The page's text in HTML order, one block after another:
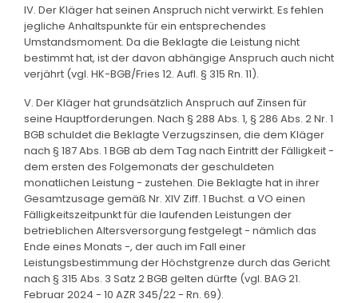
IV. Der Kläger hat seinen Anspruch nicht verwirkt. Es fehlen
jegliche Anhaltspunkte für ein entsprechendes
Umstandsmoment. Da die Beklagte die Leistung nicht
bestimmt hat, ist der davon abhängige Anspruch auch nicht
verjährt (vgl. HK-BGB/Fries 12. Aufl. § 315 Rn. 11).
V. Der Kläger hat grundsätzlich Anspruch auf Zinsen für
seine Hauptforderungen. Nach § 288 Abs. 1, § 286 Abs. 2 Nr. 1
BGB schuldet die Beklagte Verzugszinsen, die dem Kläger
nach § 187 Abs. 1 BGB ab dem Tag nach Eintritt der Fälligkeit -
dem ersten des Folgemonats der geschuldeten
monatlichen Leistung - zustehen. Die Beklagte hat in ihrer
Gesamtzusage gemäß Nr. XIV Ziff. 1 Buchst. a VO einen
Fälligkeitszeitpunkt für die laufenden Leistungen der
betrieblichen Altersversorgung festgelegt - nämlich das
Ende eines Monats -, der auch im Fall einer
Leistungsbestimmung der Höchstgrenze durch das Gericht
nach § 315 Abs. 3 Satz 2 BGB gelten dürfte (vgl. BAG 21.
Februar 2024 - 10 AZR 345/22 - Rn. 69).